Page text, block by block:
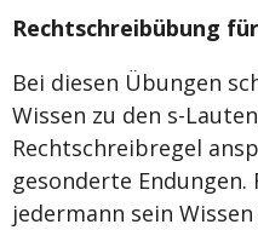
Rechtschreibübung
Bei diesen Übungen
Wissen zu den s-
Rechtschreibregel
gesonderte
jedermann sein